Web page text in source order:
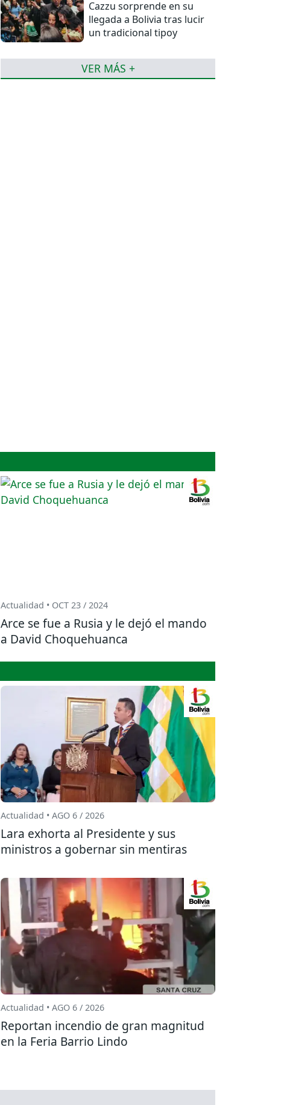
Cazzu sorprende en su
llegada a Bolivia tras lucir
un tradicional tipoy
VER MÁS +
Actualidad • OCT 23 / 2024
Arce se fue a Rusia y le dejó el mando
a David Choquehuanca
Actualidad • AGO 6 / 2026
Lara exhorta al Presidente y sus
ministros a gobernar sin mentiras
Actualidad • AGO 6 / 2026
Reportan incendio de gran magnitud
en la Feria Barrio Lindo